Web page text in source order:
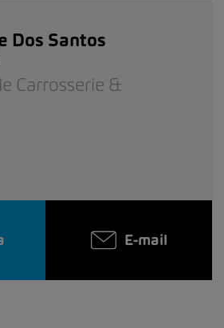
Dos Santos
Carrosserie &
E-mail